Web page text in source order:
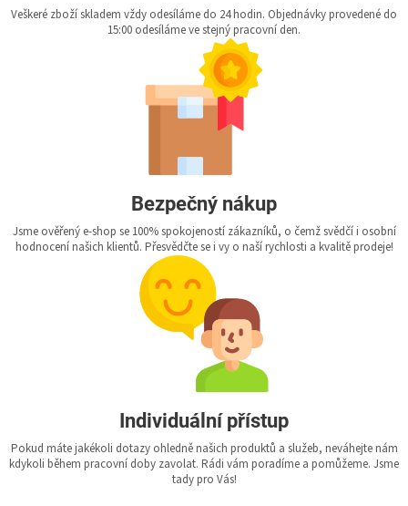
Veškeré zboží skladem vždy odesíláme do 24 hodin. Objednávky provedené do
15:00 odesíláme ve stejný pracovní den.
Bezpečný nákup
Jsme ověřený e-shop se 100% spokojeností zákazníků, o čemž svědčí i osobní
hodnocení našich klientů. Přesvědčte se i vy o naší rychlosti a kvalitě prodeje!
Individuální přístup
Pokud máte jakékoli dotazy ohledně našich produktů a služeb, neváhejte nám
kdykoli během pracovní doby zavolat. Rádi vám poradíme a pomůžeme. Jsme
tady pro Vás!